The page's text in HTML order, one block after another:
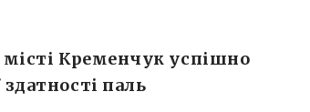
місті Кременчук успішно
паль